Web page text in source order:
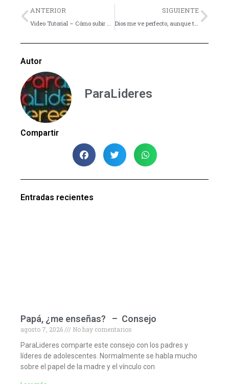
Previo
ANTERIOR
Video Tutorial – Cómo subir videos a YouTube
SIGUIENTE
Dios me ve perfecto, aunque todo lo hago mal
Autor
ParaLideres
Compartir
Entradas recientes
Papá, ¿me enseñas? – Consejo
agosto 7, 2026
No hay comentarios
ParaLideres comparte este consejo con los padres y
líderes de adolescentes. Normalmente se habla mucho
sobre el papel de la madre y el vínculo con